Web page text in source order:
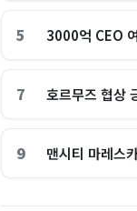
5 3000억 CEO
7 호르무즈 협상
9 맨시티 마레스